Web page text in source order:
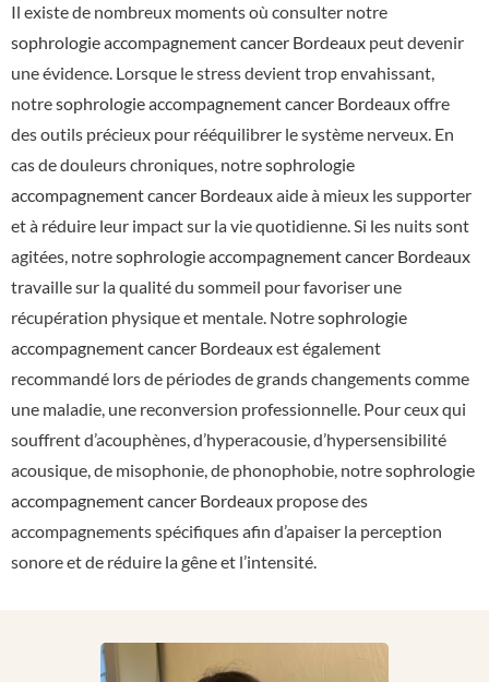
Il existe de nombreux moments où consulter notre
sophrologie accompagnement cancer Bordeaux peut devenir
une évidence. Lorsque le stress devient trop envahissant,
notresophrologie accompagnement cancer Bordeauxoffre
des outils précieux pour rééquilibrer le système nerveux. En
cas de douleurs chroniques, notresophrologie
accompagnement cancer Bordeauxaide à mieux les supporter
et à réduire leur impact sur la vie quotidienne. Si les nuits sont
agitées, notresophrologie accompagnement cancer Bordeaux
travaille sur la qualité du sommeil pour favoriser une
récupération physique et mentale. Notresophrologie
accompagnement cancer Bordeauxest également
recommandé lors de périodes de grands changements comme
une maladie, une reconversion professionnelle. Pour ceux qui
souffrent d’acouphènes, d’hyperacousie, d’hypersensibilité
acousique, de misophonie, de phonophobie, notresophrologie
accompagnement cancer Bordeaux propose des
accompagnements spécifiques afin d’apaiser la perception
sonore et de réduire la gêne et l’intensité.